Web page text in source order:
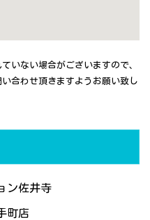
いない場合がございますので、
合わせ頂きますようお願い致し
ン佐井寺
町店